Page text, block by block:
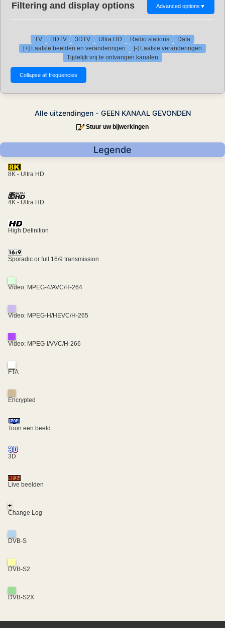
Filtering and display options Advanced options ▼
TV HDTV 3DTV Ultra HD Radio stations
Data
[+] Laatste beelden en veranderingen
[-] Laatste veranderingen
Tijdelijk vrij te ontvangen kanalen
Alle uitzendingen - GEEN KANAAL GEVONDEN
Stuur uw bijwerkingen
Legende
8K - Ultra HD
4K - Ultra HD
High Definition
Sporadic or full 16/9 transmission
Video: MPEG-4/AVC/H-264
Video: MPEG-H/HEVC/H-265
Video: MPEG-I/VVC/H-266
FTA
Encrypted
Toon een beeld
3D
Live beelden
+
Change Log
DVB-S
DVB-S2
DVB-S2X